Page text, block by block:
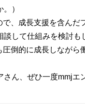
）
、成長支援を含んだ
して仕組みを検討も
倒的に成長しながら
ん、ぜひ一度mmjエ